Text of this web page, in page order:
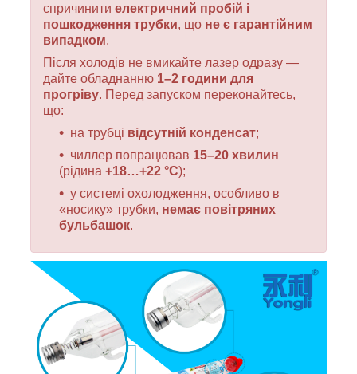
спричинити електричний пробій і
пошкодження трубки, що не є гарантійним
випадком.
Після холодів не вмикайте лазер одразу —
дайте обладнанню 1–2 години для
прогріву. Перед запуском переконайтесь,
що:
на трубці відсутній конденсат;
чиллер попрацював 15–20 хвилин
(рідина +18…+22 °C);
у системі охолодження, особливо в
«носику» трубки, немає повітряних
бульбашок.